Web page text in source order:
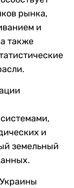
рынка,
и
также
и
земельный